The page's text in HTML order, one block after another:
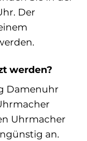
Der
werden?
Damenuhr
Uhrmacher
an.